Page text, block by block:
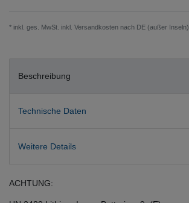
* inkl. ges. MwSt. inkl. Versandkosten nach DE (außer Inseln)
Beschreibung
Technische Daten
Weitere Details
ACHTUNG: